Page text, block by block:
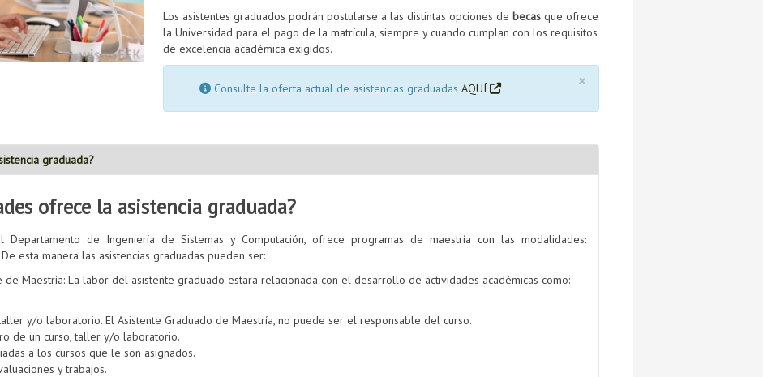
Los asistentes graduados podrán postularse a las distintas opciones de becasque ofrece
la Universidad para el pago de la matrícula, siempre y cuando cumplan con los requisitos
de excelencia académica exigidos.
×
Consulte la oferta actual de asistencias graduadas AQUÍ
graduada?
ofrece la asistencia graduada?
Departamento de Ingeniería de Sistemas y Computación, ofrece programas de maestría con las modalidades:
esta manera las asistencias graduadas pueden ser:
de Maestría: La labor del asistente graduado estará relacionada con el desarrollo de actividades académicas como:
y/o laboratorio. El Asistente Graduado de Maestría, no puede ser el responsable del curso.
de un curso, taller y/o laboratorio.
a los cursos que le son asignados.
y trabajos.